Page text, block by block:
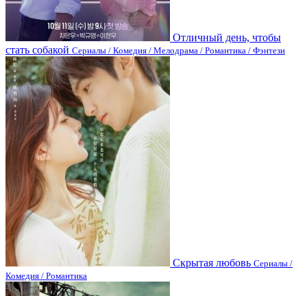
Отличный день, чтобы
стать собакой Сериалы / Комедия / Мелодрама / Романтика / Фэнтези
Скрытая любовь Сериалы /
Комедия / Романтика